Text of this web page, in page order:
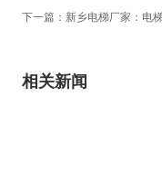
下一篇： 新乡电梯厂家：电
相关新闻